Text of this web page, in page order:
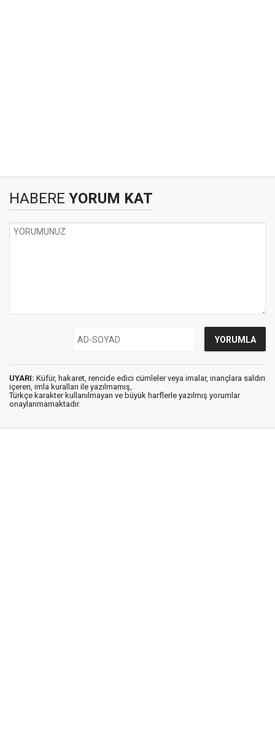
HABERE YORUM KAT
UYARI: Küfür, hakaret, rencide edici cümleler veya imalar, inançlara saldırı
içeren, imla kuralları ile yazılmamış,
Türkçe karakter kullanılmayan ve büyük harflerle yazılmış yorumlar
onaylanmamaktadır.